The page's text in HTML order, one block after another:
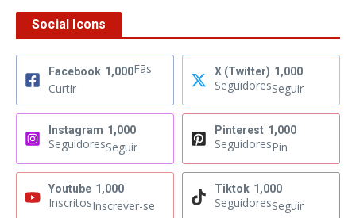
Social Icons
Facebook 1,000Fãs
Curtir
X (Twitter) 1,000
SeguidoresSeguir
Instagram 1,000
SeguidoresSeguir
Pinterest 1,000
SeguidoresPin
Youtube 1,000
InscritosInscrever-se
Tiktok 1,000
SeguidoresSeguir